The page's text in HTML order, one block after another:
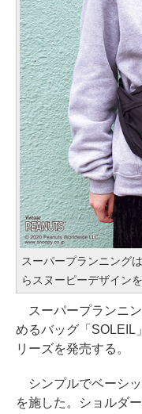
スーパープランニング
らスヌーピーデザイン
スーパープランニ
めるバッグ「SOLEIL
リーズを発売する。
シンプルでベーシ
を施した。ショルダ